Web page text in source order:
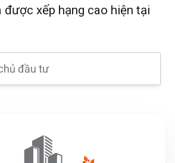
được xếp hạng cao hiện tại